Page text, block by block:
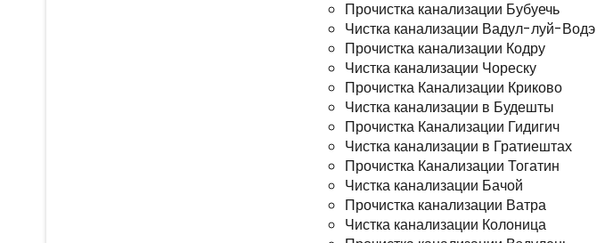
Прочистка канализации Бубуечь
Чистка канализации Вадул-луй-Водэ
Прочистка канализации Кодру
Чистка канализации Чореску
Прочистка Канализации Криково
Чистка канализации в Будешты
Прочистка Канализации Гидигич
Чистка канализации в Гратиештах
Прочистка Канализации Тогатин
Чистка канализации Бачой
Прочистка канализации Ватра
Чистка канализации Колоница